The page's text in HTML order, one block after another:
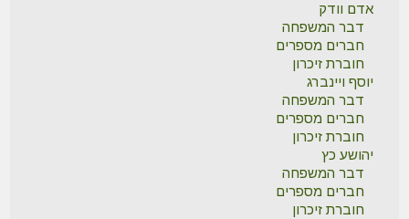
אדם וודק
דבר המשפחה
חברים מספרים
חוברת זיכרון
יוסף ויינברג
דבר המשפחה
חברים מספרים
חוברת זיכרון
יהושע כץ
דבר המשפחה
חברים מספרים
חוברת זיכרון